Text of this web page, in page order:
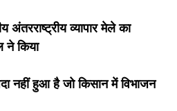
अंतरराष्ट्रीय व्यापार मेले का
ने किया
नहीं हुआ है जो किसान में विभाजन